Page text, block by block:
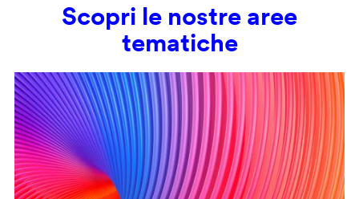
Scopri le nostre aree
tematiche